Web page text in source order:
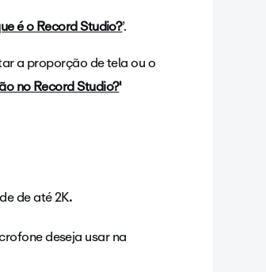
é o Record Studio?’.
a proporção de tela ou o
no Record Studio?'
de até 2K.
deseja usar na